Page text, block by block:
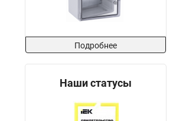
Подробнее
Наши статусы